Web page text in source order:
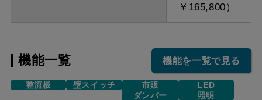
￥165,800）
機能一覧 機能を一覧で見る
整流板 壁スイッチ
市販
ダンパー
LED
照明